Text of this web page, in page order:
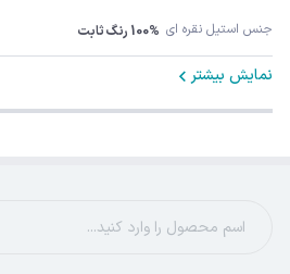
جنس استیل نقره ای 100% رنگ ثابت
نمایش بیشتر